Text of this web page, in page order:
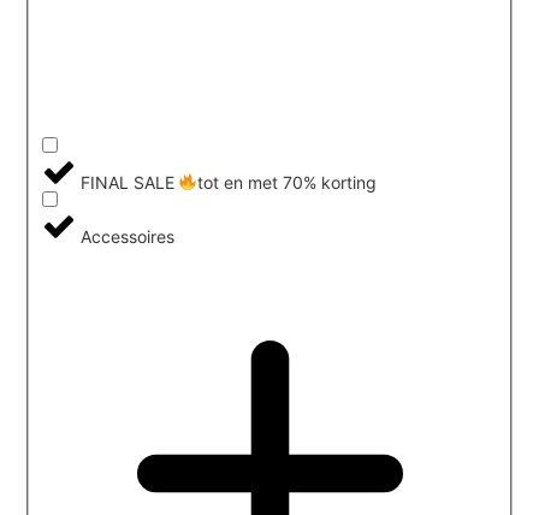
FINAL SALE tot en met 70% korting
Accessoires